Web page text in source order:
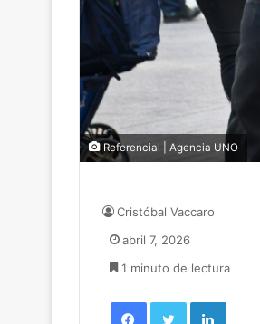
Referencial | Agencia UNO
Cristóbal Vaccaro
abril 7, 2026
1 minuto de lectura
Facebook Twitter LinkedIn